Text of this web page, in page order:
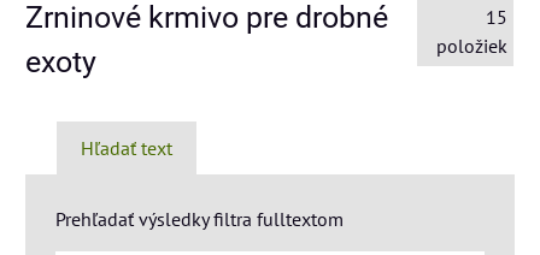
Zrninové krmivo pre drobné
exoty
15
položiek
Hľadať text
Prehľadať výsledky filtra fulltextom